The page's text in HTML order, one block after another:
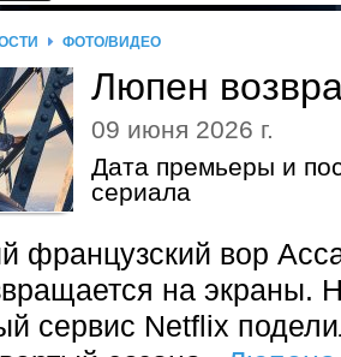
ФОТО/ВИДЕО
Люпен
09 июня 2026 г.
Дата премьеры и
сериала
французский вор
на экраны.
сервис Netflix